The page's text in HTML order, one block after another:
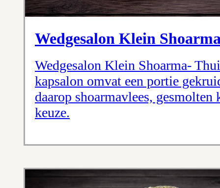
Wedgesalon Klein
Wedgesalon Klein Shoarma-
kapsalon omvat een portie
daarop shoarmavlees, gesmolten
keuze.